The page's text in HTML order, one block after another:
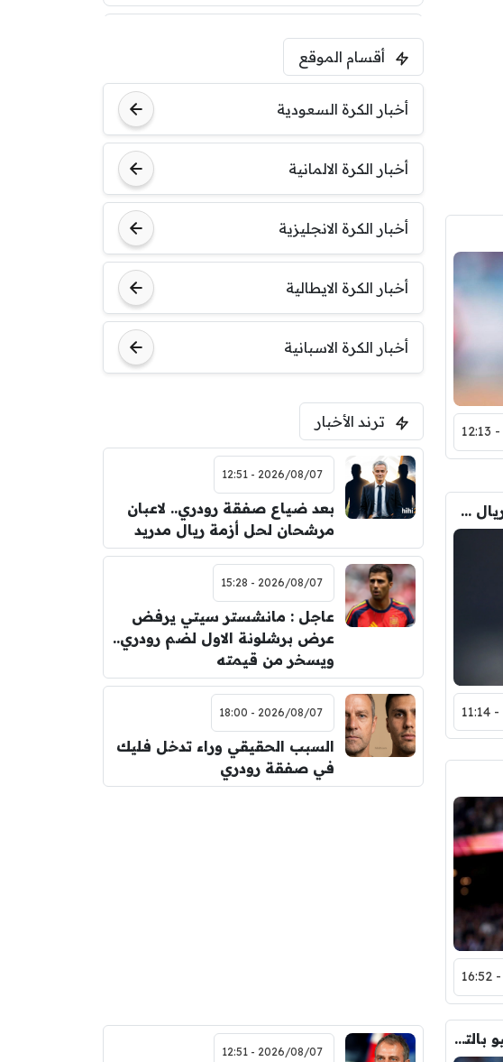
اسينسيو يختار رقم جديد لقميصه في ريال مدريد !
صورة .. بينتوس يأمر كاريراس وأسينسيو بالتدرب قبل مغادرة ملعب اسبانيول
فرينتسفاروشي ريال مدريد
مباراة ودية
نوتنغهام
فورست
اودينيزي
8:00 م
برشلونة
أقسام الموقع
أخبار الكرة السعودية
أخبار الكرة الالمانية
أخبار الكرة الانجليزية
أخبار الكرة الايطالية
أخبار الكرة الاسبانية
ترند الأخبار
2026/08/07 - 12:51
بعد ضياع صفقة رودري.. لاعبان
مرشحان لحل أزمة ريال مدريد
2026/08/07 - 15:28
عاجل : مانشستر سيتي يرفض
عرض برشلونة الاول لضم رودري..
ويسخر من قيمته
2026/08/07 - 18:00
السبب الحقيقي وراء تدخل فليك
في صفقة رودري
2026/08/07 - 12:51